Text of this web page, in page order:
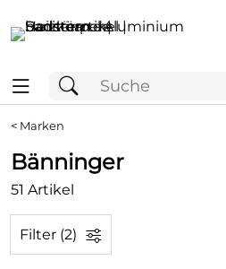
< Marken
Bänninger
51 Artikel
Filter (2)